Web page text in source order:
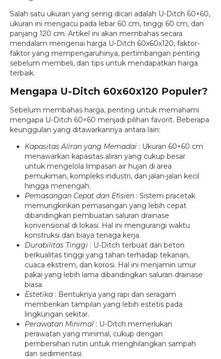
Salah satu ukuran yang sering dicari adalah U-Ditch 60×60,
ukuran ini mengacu pada lebar 60 cm, tinggi 60 cm, dan
panjang 120 cm. Artikel ini akan membahas secara
mendalam mengenai harga U-Ditch 60x60x120, faktor-
faktor yang mempengaruhinya, pertimbangan penting
sebelum membeli, dan tips untuk mendapatkan harga
terbaik.
Mengapa U-Ditch 60x60x120 Populer?
Sebelum membahas harga, penting untuk memahami
mengapa U-Ditch 60×60 menjadi pilihan favorit. Beberapa
keunggulan yang ditawarkannya antara lain:
Kapasitas Aliran yang Memadai : Ukuran 60×60 cm
menawarkan kapasitas aliran yang cukup besar
untuk mengelola limpasan air hujan di area
pemukiman, kompleks industri, dan jalan-jalan kecil
hingga menengah.
Pemasangan Cepat dan Efisien : Sistem pracetak
memungkinkan pemasangan yang lebih cepat
dibandingkan pembuatan saluran drainase
konvensional di lokasi. Hal ini mengurangi waktu
konstruksi dan biaya tenaga kerja.
Durabilitas Tinggi : U-Ditch terbuat dari beton
berkualitas tinggi yang tahan terhadap tekanan,
cuaca ekstrem, dan korosi. Hal ini menjamin umur
pakai yang lebih lama dibandingkan saluran drainase
biasa.
Estetika : Bentuknya yang rapi dan seragam
memberikan tampilan yang lebih estetis pada
lingkungan sekitar.
Perawatan Minimal : U-Ditch memerlukan
perawatan yang minimal, cukup dengan
pembersihan rutin untuk menghilangkan sampah
dan sedimentasi.